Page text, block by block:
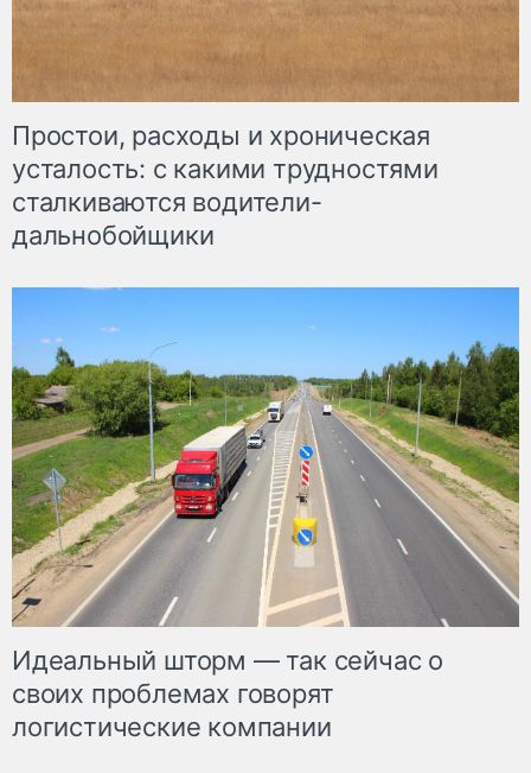
Простои, расходы и хроническая
усталость: с какими трудностями
сталкиваются водители-
дальнобойщики
Идеальный шторм — так сейчас о
своих проблемах говорят
логистические компании